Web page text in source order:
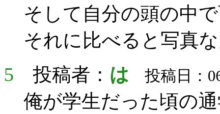
そして自分の頭の中
それに比べると写真
5 投稿者： は 投稿日：
俺が学生だった頃の